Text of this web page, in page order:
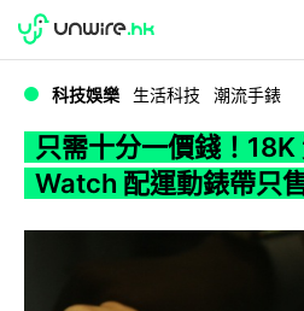
WWDC 2026
科技娛樂 生活科技 潮流手錶
只需十分一價錢！
Watch 配運動錶帶只